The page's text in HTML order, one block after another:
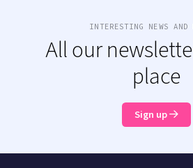
INTERESTING NEWS AND
All our
place
Sign up